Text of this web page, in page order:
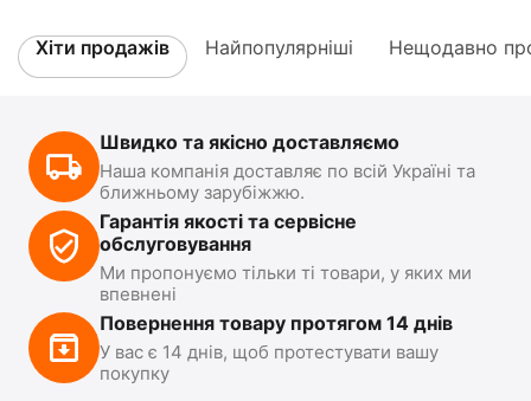
Хіти продажів Найпопулярніші Нещодавно
Швидко та якісно доставляємо
Наша компанія доставляє по всій Україні та
ближньому зарубіжжю.
Гарантія якості та сервісне
обслуговування
Ми пропонуємо тільки ті товари, у яких ми
впевнені
Повернення товару протягом 14 днів
У вас є 14 днів, щоб протестувати вашу
покупку